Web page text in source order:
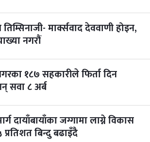
मार्क्सवाद देववाणी होइन,
नगरौं
१८७ सहकारीले फिर्ता दिन
सवा ८ अर्ब
दायाँबायाँका जग्गामा लाग्ने विकास
बिन्दु बढाइँदै